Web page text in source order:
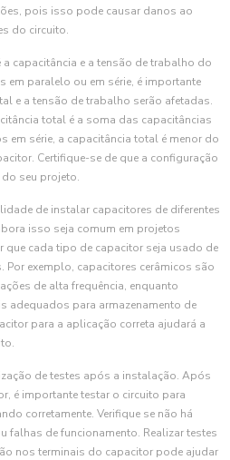
pois isso pode causar danos ao
do circuito.
capacitância e a tensão de trabalho do
em paralelo ou em série, é importante
e a tensão de trabalho serão afetadas.
total é a soma das capacitâncias
em série, a capacitância total é menor do
Certifique-se de que a configuração
seu projeto.
de instalar capacitores de diferentes
isso seja comum em projetos
que cada tipo de capacitor seja usado de
Por exemplo, capacitores cerâmicos são
de alta frequência, enquanto
adequados para armazenamento de
para a aplicação correta ajudará a
de testes após a instalação. Após
é importante testar o circuito para
corretamente. Verifique se não há
falhas de funcionamento. Realizar testes
nos terminais do capacitor pode ajudar